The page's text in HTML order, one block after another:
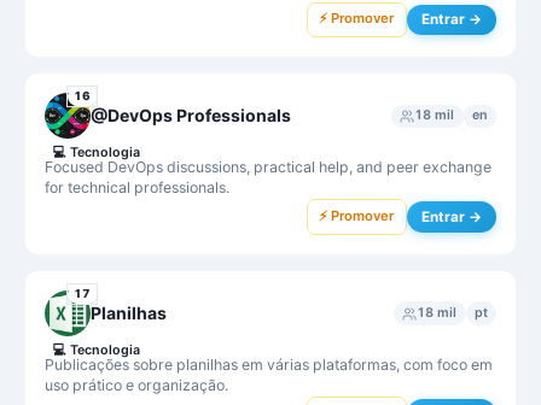
⚡ Promover Entrar →
16
@DevOps Professionals 18 mil en
Focused DevOps discussions, practical help, and peer exchange
for technical professionals.
💻 Tecnologia
⚡ Promover Entrar →
17
Planilhas 18 mil pt
Publicações sobre planilhas em várias plataformas, com foco em
uso prático e organização.
💻 Tecnologia